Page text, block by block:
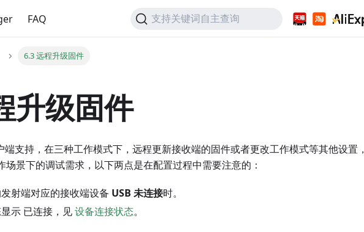
FAQ 支持关键词自主查询
6.3 远程升级固件
升级固件
支持，在三种工作模式下，远程更新接收端的固件或者更改工作模式等其他设置，
场景下的调试需求，以下两点是在配置过程中需要注意的：
射端对应的接收端设备 USB 未连接时。
示 已连接，见设备连接状态。